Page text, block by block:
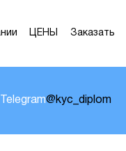
ЦЕНЫ Заказать
Telegram@kyc_diplom